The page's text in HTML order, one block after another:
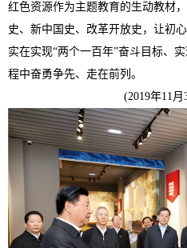
红色资源作为主题教育的生动教材
史、新中国史、改革开放史，让初
实在实现“两个一百年”奋斗目标、
程中奋勇争先、走在前列。
(2019年11